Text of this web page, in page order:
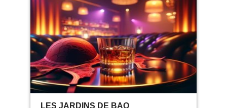
LES JARDINS DE BAO